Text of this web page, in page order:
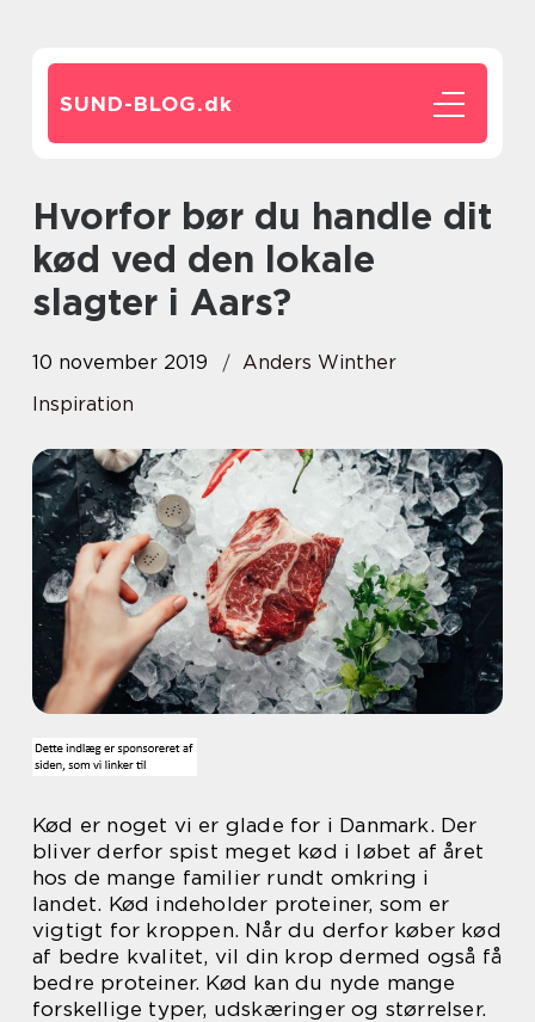
SUND-BLOG.dk
Hvorfor bør du handle dit
kød ved den lokale
slagter i Aars?
10 november 2019
Anders Winther
Inspiration
Kød er noget vi er glade for i Danmark. Der
bliver derfor spist meget kød i løbet af året
hos de mange familier rundt omkring i
landet. Kød indeholder proteiner, som er
vigtigt for kroppen. Når du derfor køber kød
af bedre kvalitet, vil din krop dermed også få
bedre proteiner. Kød kan du nyde mange
forskellige typer, udskæringer og størrelser.